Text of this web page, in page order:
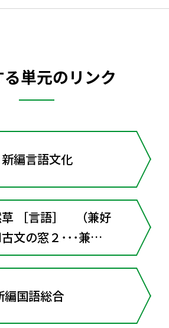
単元のリンク
編言語文化
［言語］ （兼好
文の窓２･･･兼好
な一面も
編国語総合